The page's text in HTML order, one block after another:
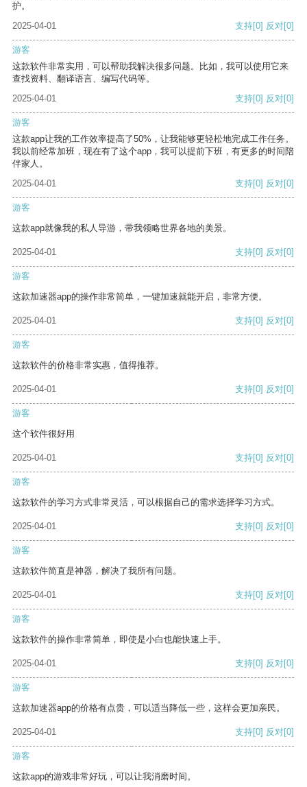
护。
2025-04-01
支持[0] 反对[0]
游客
这款软件非常实用，可以帮助我解决很多问题。比如，我可以使用它来
查找资料、翻译语言、编写代码等。
2025-04-01
支持[0] 反对[0]
游客
这款app让我的工作效率提高了50%，让我能够更轻松地完成工作任务。
我以前经常加班，现在有了这个app，我可以提前下班，有更多的时间陪
伴家人。
2025-04-01
支持[0] 反对[0]
游客
这款app就像我的私人导游，带我领略世界各地的美景。
2025-04-01 支持[0] 反对[0]
游客
这款加速器app的操作非常简单，一键加速就能开启，非常方便。
2025-04-01 支持[0] 反对[0]
游客
这款软件的价格非常实惠，值得推荐。
2025-04-01 支持[0] 反对[0]
游客
这个软件很好用
2025-04-01 支持[0] 反对[0]
游客
这款软件的学习方式非常灵活，可以根据自己的需求选择学习方式。
2025-04-01 支持[0] 反对[0]
游客
这款软件简直是神器，解决了我所有问题。
2025-04-01 支持[0] 反对[0]
游客
这款软件的操作非常简单，即使是小白也能快速上手。
2025-04-01 支持[0] 反对[0]
游客
这款加速器app的价格有点贵，可以适当降低一些，这样会更加亲民。
2025-04-01 支持[0] 反对[0]
游客
这款app的游戏非常好玩，可以让我消磨时间。